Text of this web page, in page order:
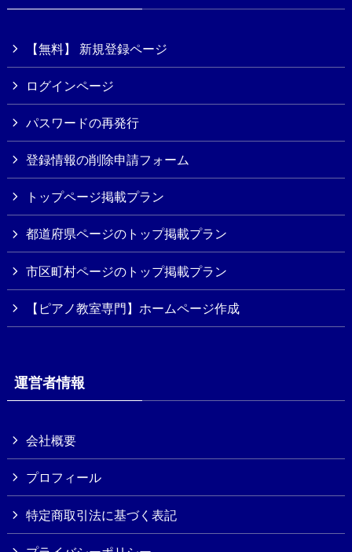
【無料】 新規登録ページ
ログインページ
パスワードの再発行
登録情報の削除申請フォーム
トップページ掲載プラン
都道府県ページのトップ掲載プラン
市区町村ページのトップ掲載プラン
【ピアノ教室専門】ホームページ作成
運営者情報
会社概要
プロフィール
特定商取引法に基づく表記